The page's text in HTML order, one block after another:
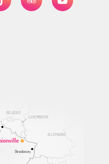
ALLEMAGNE
BELGIQUE
LUXEMBOURG
Strasbourg